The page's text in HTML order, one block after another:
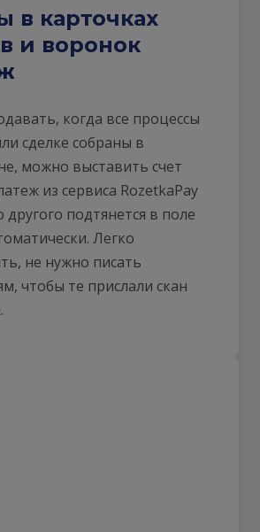
в карточках
и воронок
когда все процессы
сделке собраны в
можно выставить счет
из сервиса RozetkaPay
подтянется в поле
Легко
не нужно писать
чтобы те прислали скан